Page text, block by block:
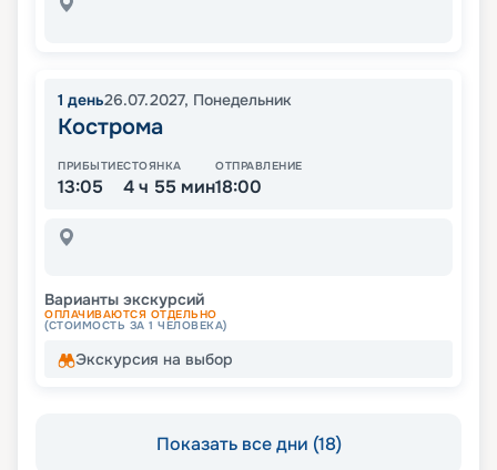
1 день26.07.2027, Понедельник
Кострома
ПРИБЫТИЕ
13:05
СТОЯНКА
4 ч 55 мин
ОТПРАВЛЕНИЕ
18:00
Варианты экскурсий
ОПЛАЧИВАЮТСЯ ОТДЕЛЬНО
(СТОИМОСТЬ ЗА 1 ЧЕЛОВЕКА)
Экскурсия на выбор
Показать все дни (18)